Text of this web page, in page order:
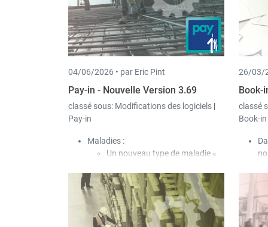
04/06/2026 • par Eric Pint
Pay-in - Nouvelle Version 3.69
classé sous: Modifications des logiciels |
Pay-in
Maladies :
Un nouveau type de maladie «
Dans ce cas, afin que
l’employeur ne doive rien
débourser, le type de paiement «
Indemnisation par la CNS » est
26/03/
Book-
classé
Book-in